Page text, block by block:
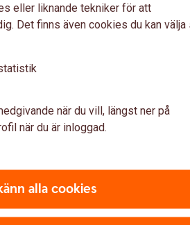
hållbart
Vad vill jag
eller liknande tekniker för att
Det finns även cookies du kan välja
när du vill, längst ner på
när du är inloggad.
alla cookies